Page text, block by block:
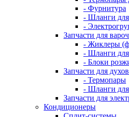
- Фурнитура
- Шланги
-
Запчасти для
- Жиклеры
- Шланги
- Блоки
Запчасти для
- Термопары
- Шланги
Запчасти для
Кондиционеры